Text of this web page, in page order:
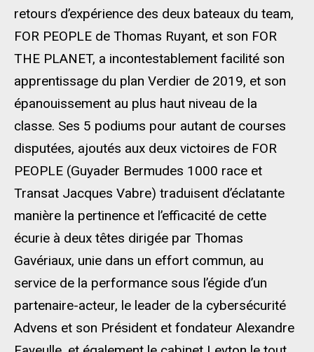
retours d’expérience des deux bateaux du team,
FOR PEOPLE de Thomas Ruyant, et son FOR
THE PLANET, a incontestablement facilité son
apprentissage du plan Verdier de 2019, et son
épanouissement au plus haut niveau de la
classe. Ses 5 podiums pour autant de courses
disputées, ajoutés aux deux victoires de FOR
PEOPLE (Guyader Bermudes 1000 race et
Transat Jacques Vabre) traduisent d’éclatante
manière la pertinence et l’efficacité de cette
écurie à deux têtes dirigée par Thomas
Gavériaux, unie dans un effort commun, au
service de la performance sous l’égide d’un
partenaire-acteur, le leader de la cybersécurité
Advens et son Président et fondateur Alexandre